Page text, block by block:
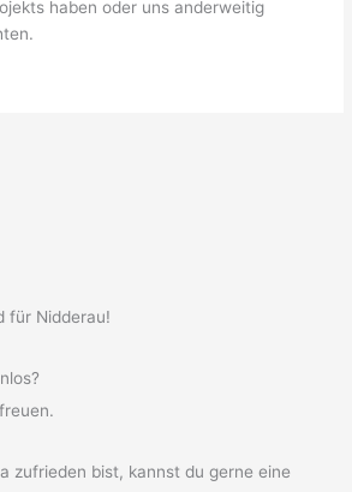
haben oder uns anderweitig
für Nidderau!
zufrieden bist, kannst du gerne eine